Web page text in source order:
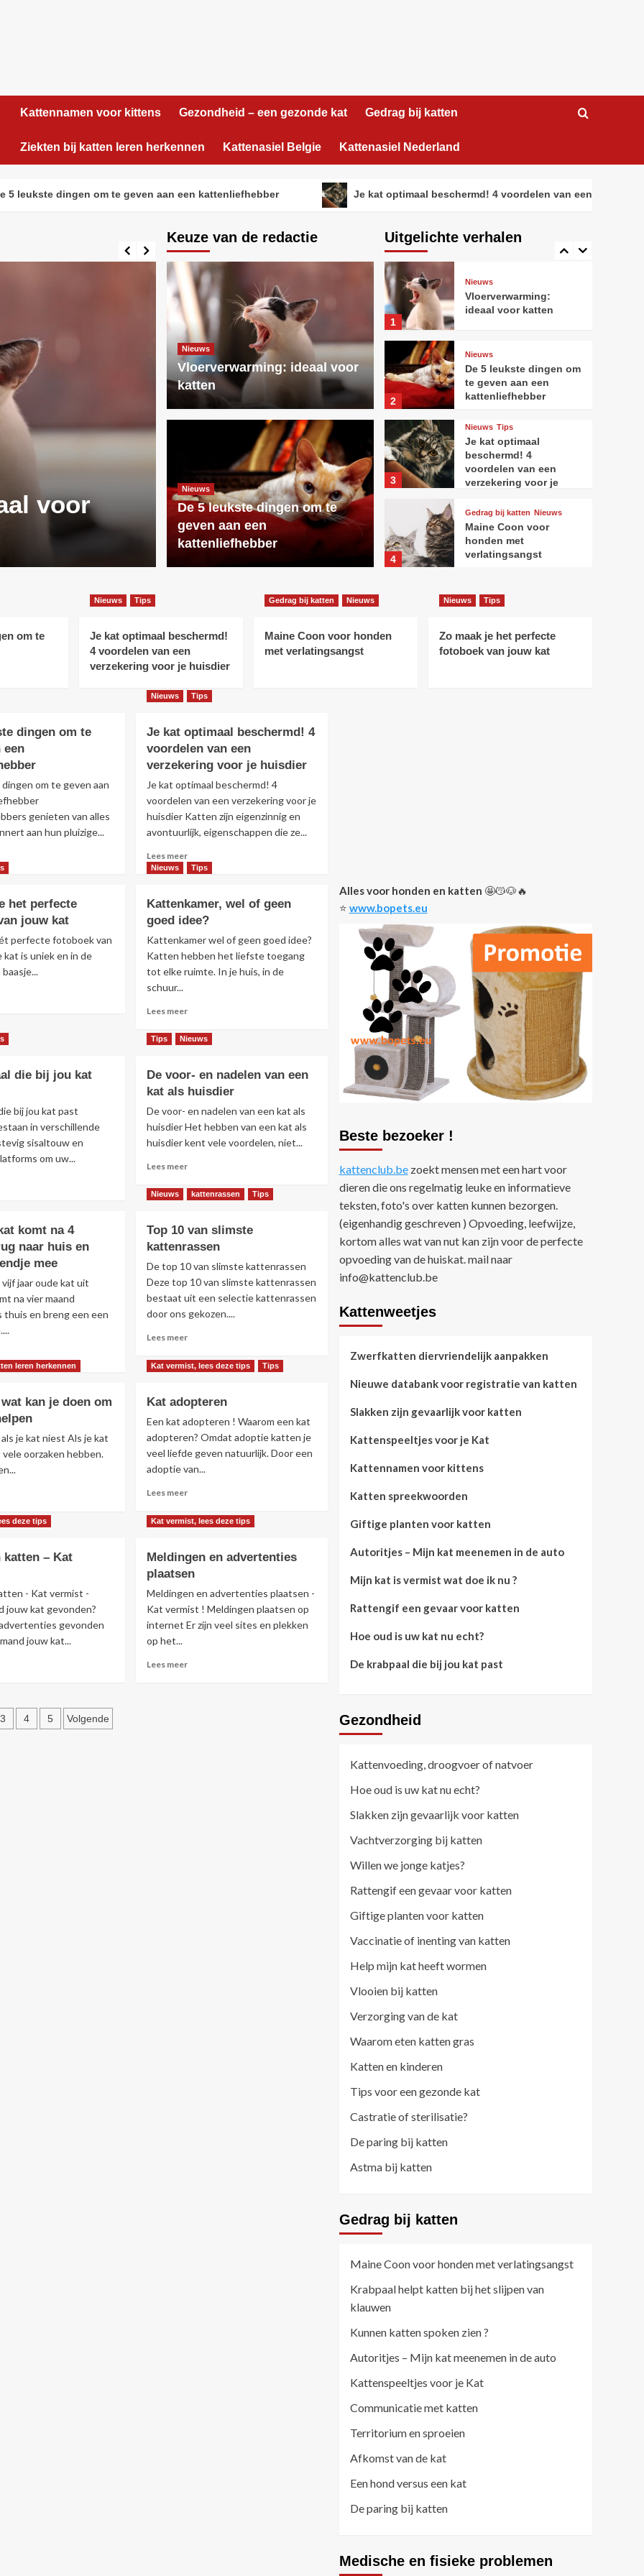
Kattennamen voor kittens Gezondheid – een gezonde kat Gedrag bij katten
Ziekten bij katten leren herkennen Kattenasiel Belgie Kattenasiel Nederland
dingen om te geven aan een kattenliefhebber Je kat optimaal beschermd! 4 voordelen van een verzekering
voor
De 5 leukste dingen om te geven
aan een kattenliefhebber
Keuze van de redactie
Nieuws
Vloerverwarming: ideaal voor
katten
Nieuws
De 5 leukste dingen om te
geven aan een
kattenliefhebber
Uitgelichte verhalen
4
5
fotoboek van jouw kat
1
Nieuws
Vloerverwarming:
ideaal voor katten
2
Nieuws
De 5 leukste dingen om
te geven aan een
kattenliefhebber
3
Nieuws Tips
Je kat optimaal
beschermd! 4
voordelen van een
verzekering voor je
4
Gedrag bij katten Nieuws
Maine Coon voor
honden met
verlatingsangst
5
Nieuws Tips
huisdier
4
honden met
verlatingsangst
5
Nieuws Tips
Zo maak je het perfecte
fotoboek van jouw kat
om te
Nieuws Tips
Je kat optimaal beschermd!
4 voordelen van een
verzekering voor je huisdier
Gedrag bij katten Nieuws
Maine Coon voor honden
met verlatingsangst
Nieuws Tips
Zo maak je het perfecte
fotoboek van jouw kat
dingen om te
een
om te geven aan
genieten van alles
aan hun pluizige...
Nieuws Tips
Je kat optimaal beschermd! 4
voordelen van een
verzekering voor je huisdier
Je kat optimaal beschermd! 4
voordelen van een verzekering voor je
huisdier Katten zijn eigenzinnig en
avontuurlijk, eigenschappen die ze...
Lees meerLees
meer
kat
optimaal
beschermd!
voordelen
van
je
huisdier
het perfecte
jouw kat
perfecte fotoboek van
kat is uniek en in de
Nieuws Tips
Kattenkamer, wel of geen
goed idee?
Kattenkamer wel of geen goed idee?
Katten hebben het liefste toegang
tot elke ruimte. In je huis, in de
schuur...
Lees meerLees
over
of
geen
idee?
die bij jou kat
bij jou kat past
in verschillende
sisaltouw en
om uw...
Tips Nieuws
De voor- en nadelen van een
kat als huisdier
De voor- en nadelen van een kat als
huisdier Het hebben van een kat als
huisdier kent vele voordelen, niet...
Lees meerLees
over
en
nadelen
een
kat
als
huisdier
komt na 4
naar huis en
mee
jaar oude kat uit
na vier maand
thuis en breng een een
Nieuws kattenrassen Tips
Top 10 van slimste
kattenrassen
De top 10 van slimste kattenrassen
Deze top 10 van slimste kattenrassen
bestaat uit een selectie kattenrassen
door ons gekozen....
Lees meerLees
over
van
slimste
leren herkennen
kan je doen om
je kat niest Als je kat
oorzaken hebben.
Kat vermist, lees deze tips Tips
Kat adopteren
Een kat adopteren ! Waarom een kat
adopteren? Omdat adoptie katten je
veel liefde geven natuurlijk. Door een
adoptie van...
Lees meerLees
over
deze tips
katten – Kat
- Kat vermist -
jouw kat gevonden?
gevonden
jouw kat...
Kat vermist, lees deze tips
Meldingen en advertenties
plaatsen
Meldingen en advertenties plaatsen -
Kat vermist ! Meldingen plaatsen op
internet Er zijn veel sites en plekken
op het...
Lees meerLees
3 4 5 Volgende
Alles voor honden en katten 🤩😽🐶🔥
⭐️ www.bopets.eu
Beste bezoeker !
kattenclub.bezoekt mensen met een hart voor
dieren die ons regelmatig leuke en informatieve
teksten, foto's over katten kunnen bezorgen.
(eigenhandig geschreven ) Opvoeding, leefwijze,
kortom alles wat van nut kan zijn voor de perfecte
opvoeding van de huiskat. mail naar
info@kattenclub.be
Kattenweetjes
Zwerfkatten diervriendelijk aanpakken
Nieuwe databank voor registratie van katten
Slakken zijn gevaarlijk voor katten
Kattenspeeltjes voor je Kat
Kattennamen voor kittens
Katten spreekwoorden
Giftige planten voor katten
Autoritjes – Mijn kat meenemen in de auto
Mijn kat is vermist wat doe ik nu ?
Rattengif een gevaar voor katten
Hoe oud is uw kat nu echt?
De krabpaal die bij jou kat past
Gezondheid
Kattenvoeding, droogvoer of natvoer
Hoe oud is uw kat nu echt?
Slakken zijn gevaarlijk voor katten
Vachtverzorging bij katten
Willen we jonge katjes?
Rattengif een gevaar voor katten
Giftige planten voor katten
Vaccinatie of inenting van katten
Help mijn kat heeft wormen
Vlooien bij katten
Verzorging van de kat
Waarom eten katten gras
Katten en kinderen
Tips voor een gezonde kat
Castratie of sterilisatie?
De paring bij katten
Astma bij katten
Gedrag bij katten
Maine Coon voor honden met verlatingsangst
Krabpaal helpt katten bij het slijpen van
klauwen
Kunnen katten spoken zien ?
Autoritjes – Mijn kat meenemen in de auto
Kattenspeeltjes voor je Kat
Communicatie met katten
Territorium en sproeien
Afkomst van de kat
Een hond versus een kat
De paring bij katten
Medische en fisieke problemen